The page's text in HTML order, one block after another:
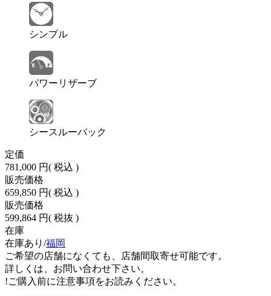
シンプル
パワーリザーブ
シースルーバック
定価
781,000 円( 税込 )
販売価格
659,850 円( 税込 )
販売価格
599,864 円( 税抜 )
在庫
在庫あり/福岡
ご希望の店舗になくても、店舗間取寄せ可能です。
詳しくは、お問い合わせ下さい。
!ご購入前に注意事項をお読みください。